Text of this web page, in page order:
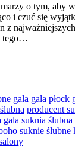
marzy o tym, aby
i czuć się
z
tego…
gala gala płock
producent
gala suknia
suknie ślubne